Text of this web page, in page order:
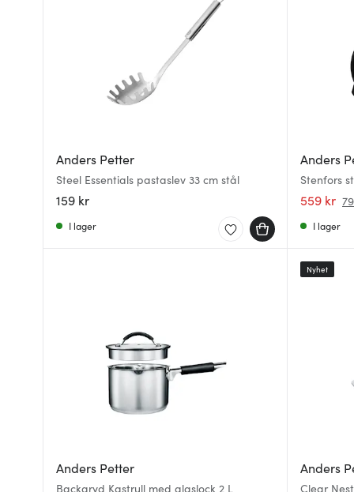
Anders Petter
Steel Essentials pastaslev 33 cm stål
159 kr
I lager
Anders
Stenfors
559 kr
I lager
Anders Petter
Backaryd Kastrull med glaslock 2 L
Anders
Clear
Nyhet